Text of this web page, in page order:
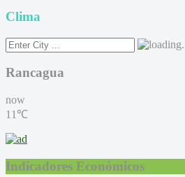
Clima
Rancagua
now
11℃
Indicadores Económicos